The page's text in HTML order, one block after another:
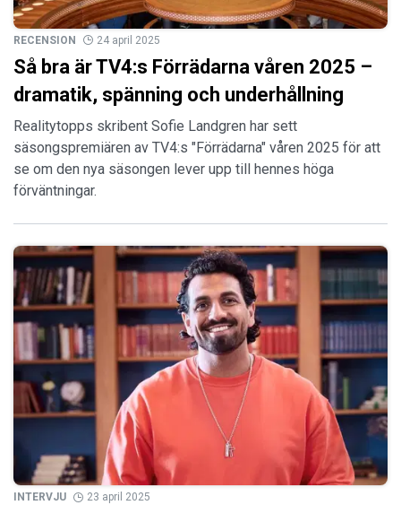
RECENSION 24 april 2025
Så bra är TV4:s Förrädarna våren 2025 –
dramatik, spänning och underhållning
Realitytopps skribent Sofie Landgren har sett
säsongspremiären av TV4:s "Förrädarna" våren 2025 för att
se om den nya säsongen lever upp till hennes höga
förväntningar.
INTERVJU 23 april 2025